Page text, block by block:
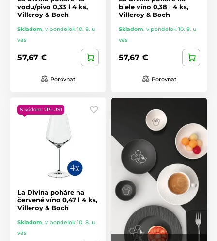
vodu/pivo 0,33 l 4 ks,
Villeroy & Boch
Skladom, v pondelok 10. 8. u
vás
57,67 €
Porovnať
biele víno 0,38 l 4 ks,
Villeroy & Boch
Skladom, v pondelok 10. 8. u
vás
57,67 €
Porovnať
S kódom: 2PLUS1
La Divina poháre na
červené víno 0,47 l 4 ks,
Villeroy & Boch
Skladom, v pondelok 10. 8. u
vás